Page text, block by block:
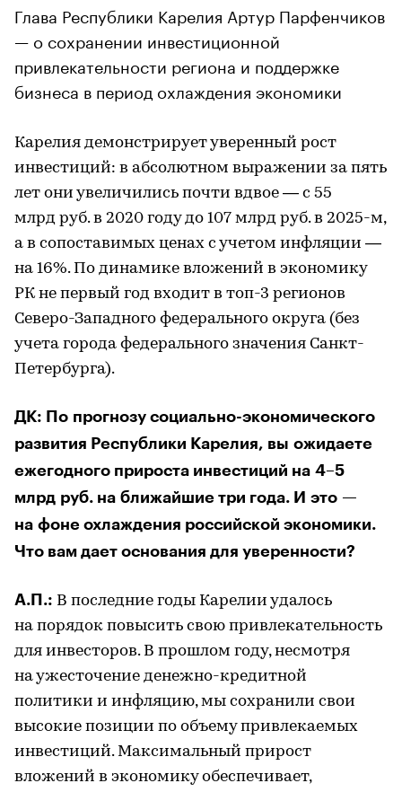
Глава Республики Карелия Артур Парфенчиков
— о сохранении инвестиционной
привлекательности региона и поддержке
бизнеса в период охлаждения экономики
Карелия демонстрирует уверенный рост
инвестиций: в абсолютном выражении за пять
лет они увеличились почти вдвое — с 55
млрд руб. в 2020 году до 107 млрд руб. в 2025-м,
а в сопоставимых ценах с учетом инфляции —
на 16%. По динамике вложений в экономику
РК не первый год входит в топ-3 регионов
Северо-Западного федерального округа (без
учета города федерального значения Санкт-
Петербурга).
ДК: По прогнозу социально-экономического
развития Республики Карелия, вы ожидаете
ежегодного прироста инвестиций на 4–5
млрд руб. на ближайшие три года. И это —
на фоне охлаждения российской экономики.
Что вам дает основания для уверенности?
А.П.: В последние годы Карелии удалось
на порядок повысить свою привлекательность
для инвесторов. В прошлом году, несмотря
на ужесточение денежно-кредитной
политики и инфляцию, мы сохранили свои
высокие позиции по объему привлекаемых
инвестиций. Максимальный прирост
вложений в экономику обеспечивает,